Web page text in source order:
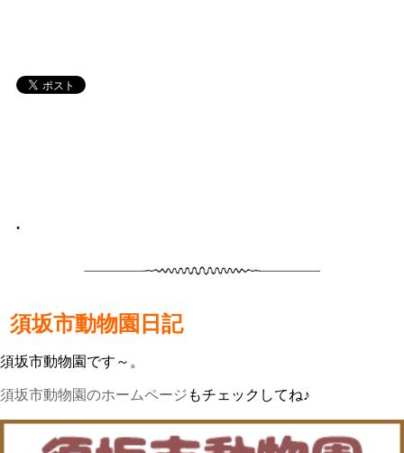
•
須坂市動物園日記
須坂市動物園です～。
須坂市動物園のホームページ もチェックしてね♪